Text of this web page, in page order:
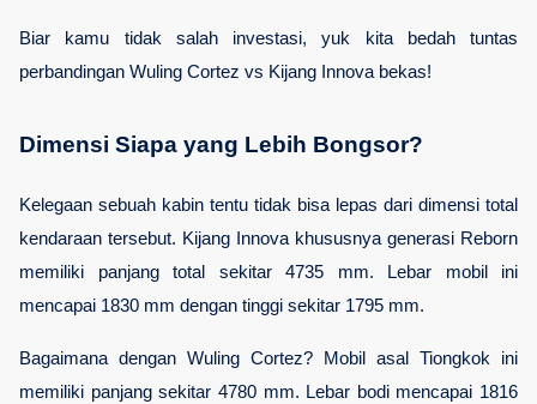
Biar kamu tidak salah investasi, yuk kita bedah tuntas
perbandingan Wuling Cortez vs Kijang Innova bekas!
Dimensi Siapa yang Lebih Bongsor?
Kelegaan sebuah kabin tentu tidak bisa lepas dari dimensi total
kendaraan tersebut. Kijang Innova khususnya generasi Reborn
memiliki panjang total sekitar 4735 mm. Lebar mobil ini
mencapai 1830 mm dengan tinggi sekitar 1795 mm.
Bagaimana dengan Wuling Cortez? Mobil asal Tiongkok ini
memiliki panjang sekitar 4780 mm. Lebar bodi mencapai 1816